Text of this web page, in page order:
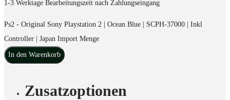
1-3 Werktage Bearbeitungszeit nach Zahlungseingang
Ps2 - Original Sony Playstation 2 | Ocean Blue | SCPH-37000 | Inkl
Controller | Japan Import Menge
In den Warenkorb
Zusatzoptionen